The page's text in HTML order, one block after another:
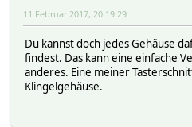
11 Februar 2017, 20:19:29
Du kannst doch jedes Gehäuse
findest. Das kann eine einfache
anderes. Eine meiner
Klingelgehäuse.